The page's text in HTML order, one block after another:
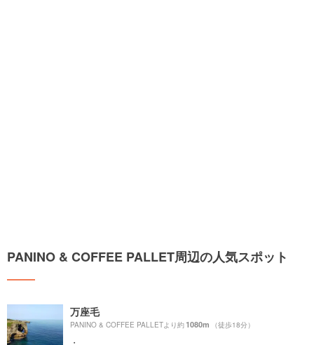
PANINO & COFFEE PALLET周辺の人気スポット
万座毛
PANINO & COFFEE PALLETより約1080m （徒歩18分）
・